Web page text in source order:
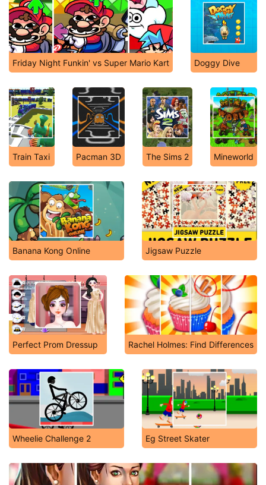
Friday Night Funkin' vs Super Mario Kart Doggy Dive
Train Taxi Pacman 3D The Sims 2 Mineworld
Banana Kong Online Jigsaw Puzzle
Perfect Prom Dressup Rachel Holmes: Find Differences
Wheelie Challenge 2 Eg Street Skater